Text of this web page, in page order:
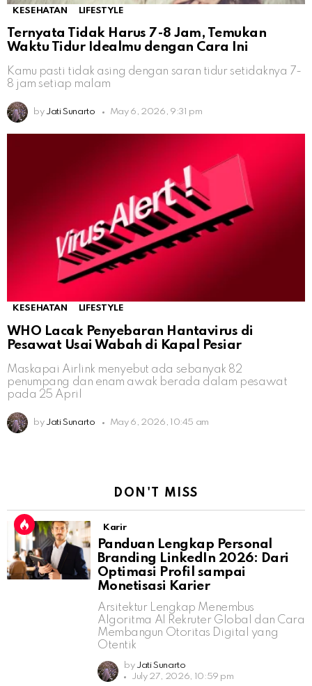
KESEHATAN LIFESTYLE
Ternyata Tidak Harus 7-8 Jam, Temukan
Waktu Tidur Idealmu dengan Cara Ini
Kamu pasti tidak asing dengan saran tidur setidaknya 7-
8 jam setiap malam
by Jati Sunarto May 6, 2026, 9:31 pm
KESEHATAN LIFESTYLE
WHO Lacak Penyebaran Hantavirus di
Pesawat Usai Wabah di Kapal Pesiar
Maskapai Airlink menyebut ada sebanyak 82
penumpang dan enam awak berada dalam pesawat
pada 25 April
by Jati Sunarto May 6, 2026, 10:45 am
DON'T MISS
Karir
Panduan Lengkap Personal
Branding LinkedIn 2026: Dari
Optimasi Profil sampai
Monetisasi Karier
Arsitektur Lengkap Menembus
Algoritma AI Rekruter Global dan Cara
Membangun Otoritas Digital yang
Otentik
by Jati Sunarto
July 27, 2026, 10:59 pm